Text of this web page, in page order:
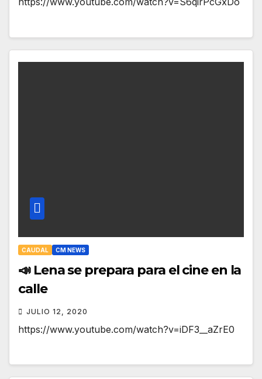
CAUDAL CM NEWS
📣 Lena se prepara para el cine en la
calle
JULIO 12, 2020
https://www.youtube.com/watch?v=iDF3__aZrE0